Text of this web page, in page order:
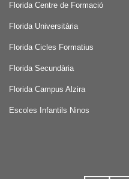
Florida Centre de Formació
Florida Universitària
Florida Cicles Formatius
Florida Secundària
Florida Campus Alzira
Escoles Infantils Ninos